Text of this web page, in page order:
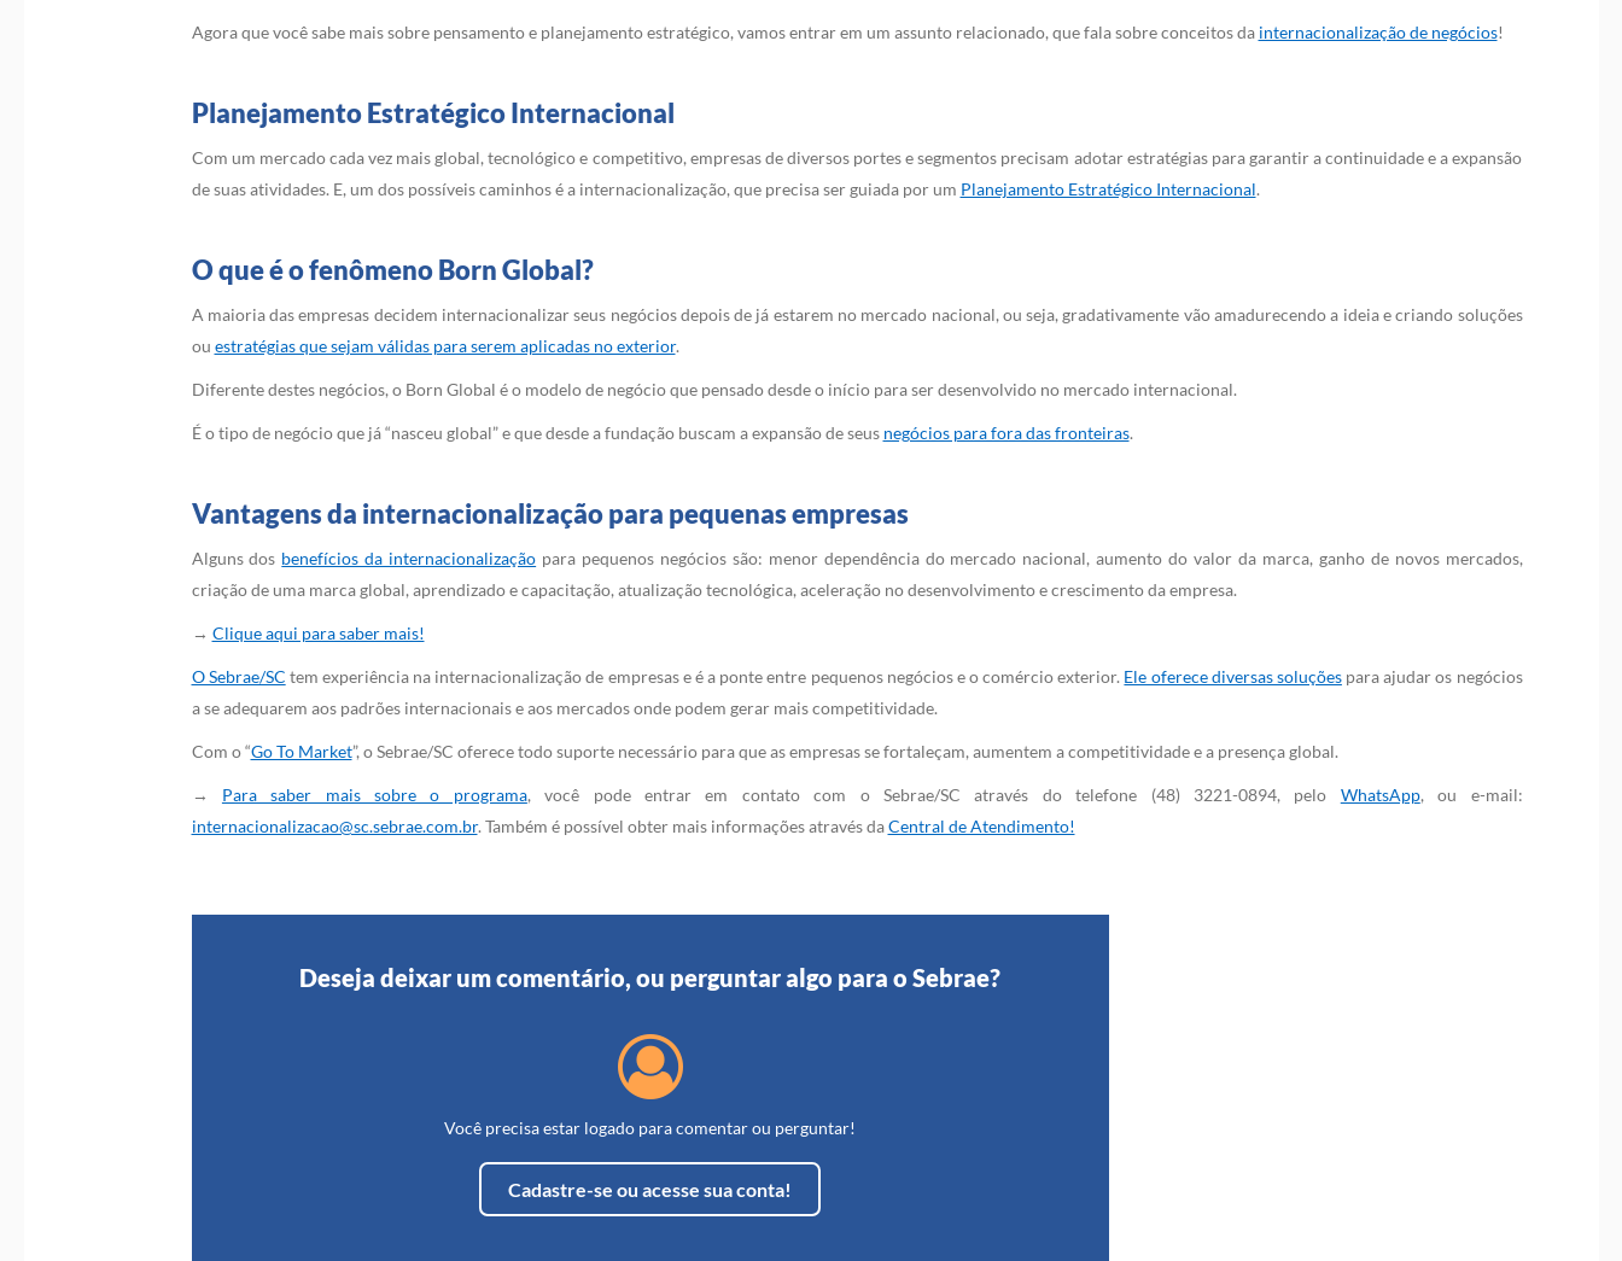
Agora que você sabe mais sobre pensamento e planejamento estratégico, vamos entrar em um assunto relacionado, que fala sobre conceitos da internacionalização de negócios!
Planejamento Estratégico Internacional
Com um mercado cada vez mais global, tecnológico e competitivo, empresas de diversos portes e segmentos precisam adotar estratégias para garantir a continuidade e a expansão
de suas atividades. E, um dos possíveis caminhos é a internacionalização, que precisa ser guiada por um Planejamento Estratégico Internacional.
O que é o fenômeno Born Global?
A maioria das empresas decidem internacionalizar seus negócios depois de já estarem no mercado nacional, ou seja, gradativamente vão amadurecendo a ideia e criando soluções
ou estratégias que sejam válidas para serem aplicadas no exterior.
Diferente destes negócios, o Born Global é o modelo de negócio que pensado desde o início para ser desenvolvido no mercado internacional.
É o tipo de negócio que já “nasceu global” e que desde a fundação buscam a expansão de seus negócios para fora das fronteiras.
Vantagens da internacionalização para pequenas empresas
Alguns dos benefícios da internacionalização para pequenos negócios são: menor dependência do mercado nacional, aumento do valor da marca, ganho de novos mercados,
criação de uma marca global, aprendizado e capacitação, atualização tecnológica, aceleração no desenvolvimento e crescimento da empresa.
→ Clique aqui para saber mais!
O Sebrae/SC tem experiência na internacionalização de empresas e é a ponte entre pequenos negócios e o comércio exterior. Ele oferece diversas soluçõespara ajudar os negócios
a se adequarem aos padrões internacionais e aos mercados onde podem gerar mais competitividade.
Com o “Go To Market”, o Sebrae/SC oferece todo suporte necessário para que as empresas se fortaleçam, aumentem a competitividade e a presença global.
→ Para saber mais sobre o programa, você pode entrar em contato com o Sebrae/SC através do telefone (48) 3221-0894, pelo WhatsApp, ou e-mail:
internacionalizacao@sc.sebrae.com.br. Também é possível obter mais informações através daCentral de Atendimento!
Deseja deixar um comentário, ou perguntar algo para o Sebrae?
Você precisa estar logado para comentar ou perguntar!
Cadastre-se ou acesse sua conta!